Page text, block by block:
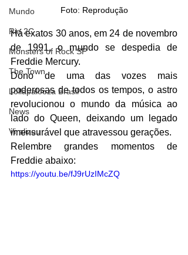
Mundo
Rio 2C
Monsters of Rock SP
The Town
Lollapalooza Brasil
News
Viralizou
Foto: Reprodução
Há exatos 30 anos, em 24 de novembro
de 1991, o mundo se despedia de
Freddie Mercury.
Dono de uma das vozes mais
poderosas de todos os tempos, o astro
revolucionou o mundo da música ao
lado do Queen, deixando um legado
imensurável que atravessou gerações.
Relembre grandes momentos de
Freddie abaixo:
https://youtu.be/fJ9rUzIMcZQ